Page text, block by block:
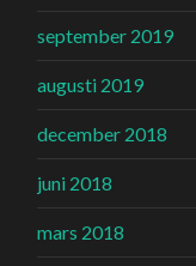
september 2019
augusti 2019
december 2018
juni 2018
mars 2018